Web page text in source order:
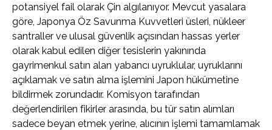
potansiyel fail olarak Çin algılanıyor. Mevcut yasalara
göre, Japonya Öz Savunma Kuvvetleri üsleri, nükleer
santraller ve ulusal güvenlik açısından hassas yerler
olarak kabul edilen diğer tesislerin yakınında
gayrimenkul satın alan yabancı uyruklular, uyruklarını
açıklamak ve satın alma işlemini Japon hükümetine
bildirmek zorundadır. Komisyon tarafından
değerlendirilen fikirler arasında, bu tür satın alımları
sadece beyan etmek yerine, alıcının işlemi tamamlamak